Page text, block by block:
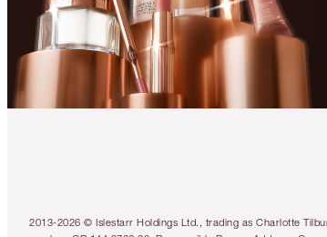
2013-2026 © Islestarr Holdings Ltd., trading as Charlotte